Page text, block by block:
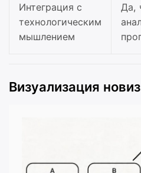
Интеграция с
технологическим
мышлением
Да,
Визуализация